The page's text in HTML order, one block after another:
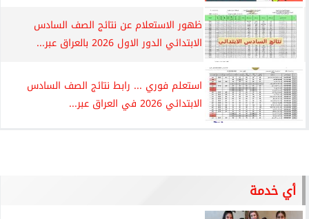
ظهور الاستعلام عن نتائج الصف السادس
الابتدائي الدور الاول 2026 بالعراق عبر...
استعلم فوري ... رابط نتائج الصف السادس
الابتدائي 2026 في العراق عبر...
أي خدمة